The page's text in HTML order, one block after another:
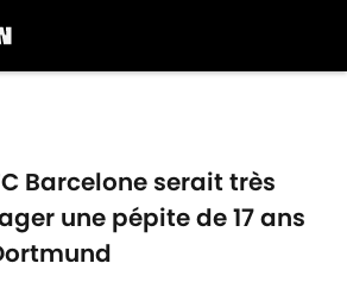
Barcelone serait très
une pépite de 17 ans